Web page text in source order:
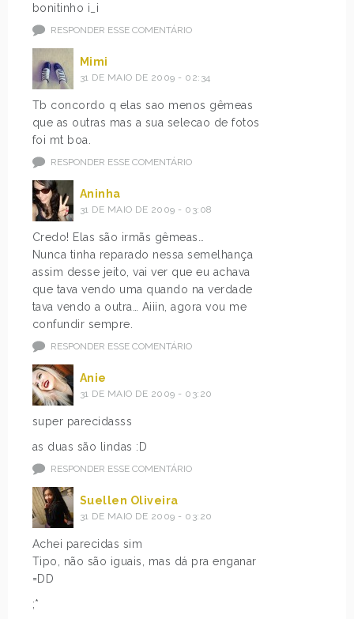
bonitinho i_i
RESPONDER ESSE COMENTÁRIO
Mimi
31 DE MAIO DE 2009 - 02:34
Tb concordo q elas sao menos gêmeas
que as outras mas a sua selecao de fotos
foi mt boa.
RESPONDER ESSE COMENTÁRIO
Aninha
31 DE MAIO DE 2009 - 03:08
Credo! Elas são irmãs gêmeas…
Nunca tinha reparado nessa semelhança
assim desse jeito, vai ver que eu achava
que tava vendo uma quando na verdade
tava vendo a outra… Aiiin, agora vou me
confundir sempre.
RESPONDER ESSE COMENTÁRIO
Anie
31 DE MAIO DE 2009 - 03:20
super parecidasss
as duas são lindas :D
RESPONDER ESSE COMENTÁRIO
Suellen Oliveira
31 DE MAIO DE 2009 - 03:20
Achei parecidas sim
Tipo, não são iguais, mas dá pra enganar
=DD
;*